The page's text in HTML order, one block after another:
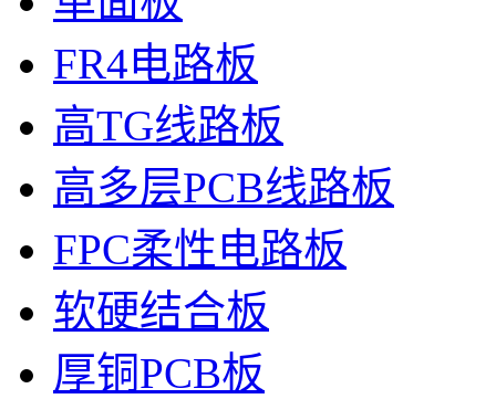
FR4电路板
高TG线路板
高多层PCB线路板
FPC柔性电路板
软硬结合板
厚铜PCB板